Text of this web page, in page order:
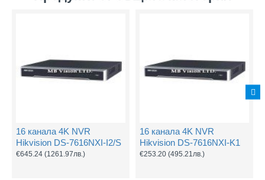
16 канала 4K NVR
Hikvision DS-7616NXI-I2/S
€645.24 (1261.97лв.)
16 канала 4K NVR
Hikvision DS-7616NXI-K1
€253.20 (495.21лв.)